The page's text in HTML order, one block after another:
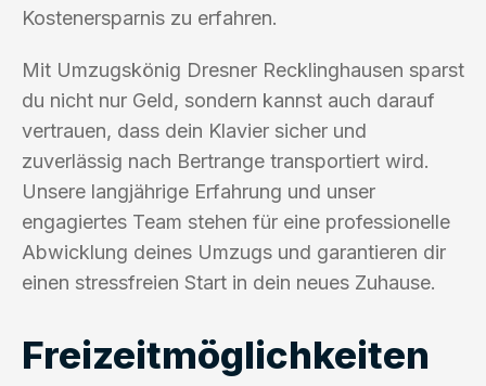
Kostenersparnis zu erfahren.
Mit Umzugskönig Dresner Recklinghausen sparst
du nicht nur Geld, sondern kannst auch darauf
vertrauen, dass dein Klavier sicher und
zuverlässig nach Bertrange transportiert wird.
Unsere langjährige Erfahrung und unser
engagiertes Team stehen für eine professionelle
Abwicklung deines Umzugs und garantieren dir
einen stressfreien Start in dein neues Zuhause.
Freizeitmöglichkeiten